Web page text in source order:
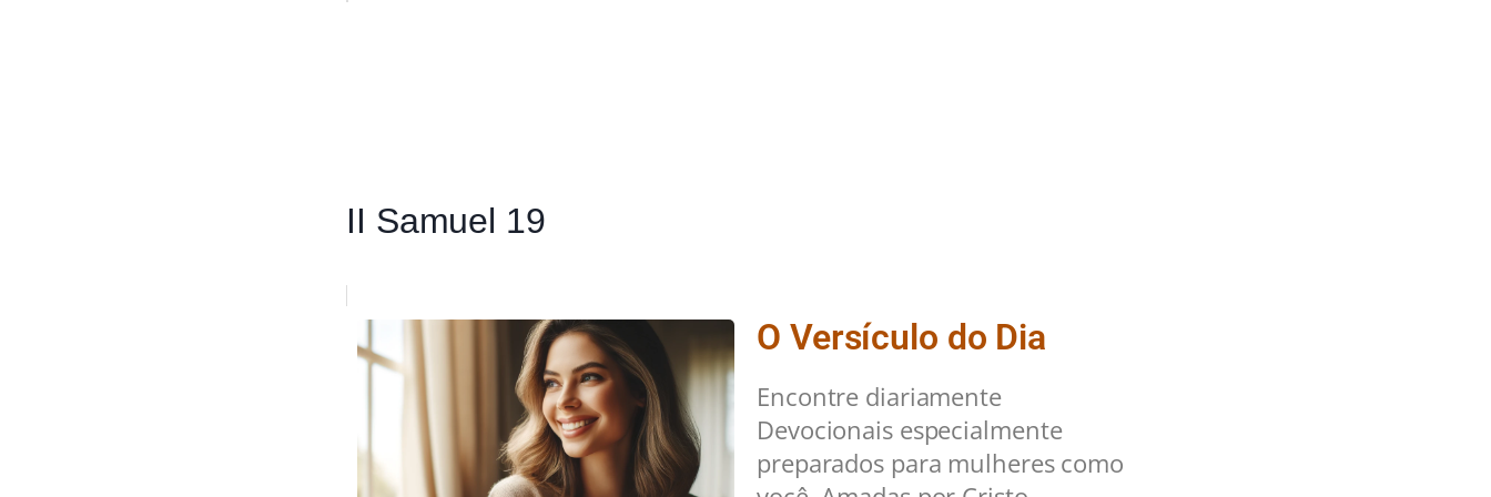
II Samuel 19
O Versículo do Dia
Encontre diariamente
Devocionais especialmente
preparados para mulheres como